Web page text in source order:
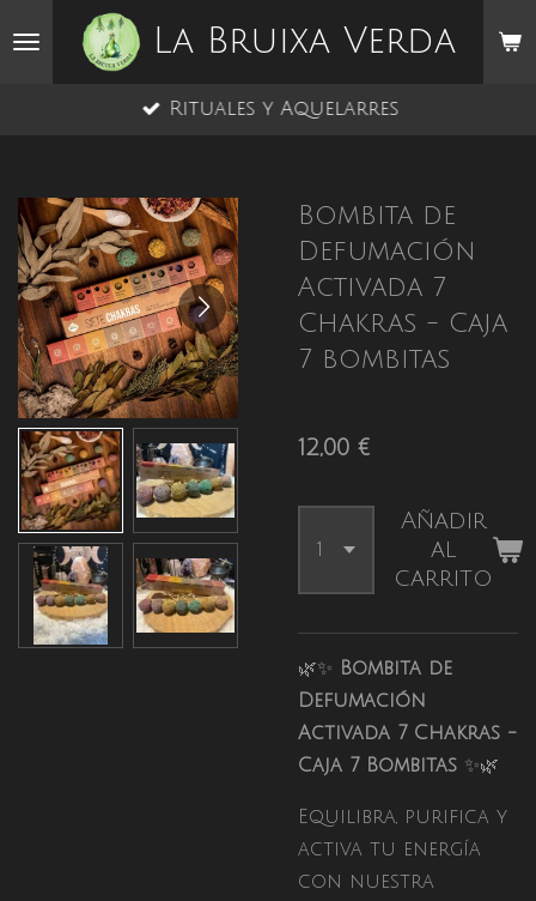
La Bruixa Verda
Rituales y Aquelarres
Bombita de
Defumación
Activada 7
Chakras - Caja
7 bombitas
12,00 €
Añadir
al
carrito
🌿✨ Bombita de
Defumación
Activada 7 Chakras -
Caja 7 Bombitas ✨🌿
Equilibra, purifica y
activa tu energía
con nuestra